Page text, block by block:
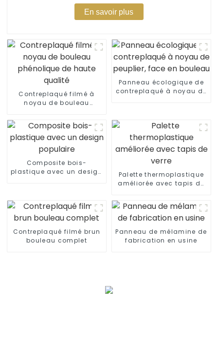
En savoir plus
Contreplaqué filmé à
noyau de bouleau
Panneau écologique de
contreplaqué à noyau de
Composite bois-
plastique avec un design
Palette thermoplastique
améliorée avec tapis de
Contreplaqué filmé brun
bouleau complet
Panneau de mélamine de
fabrication en usine